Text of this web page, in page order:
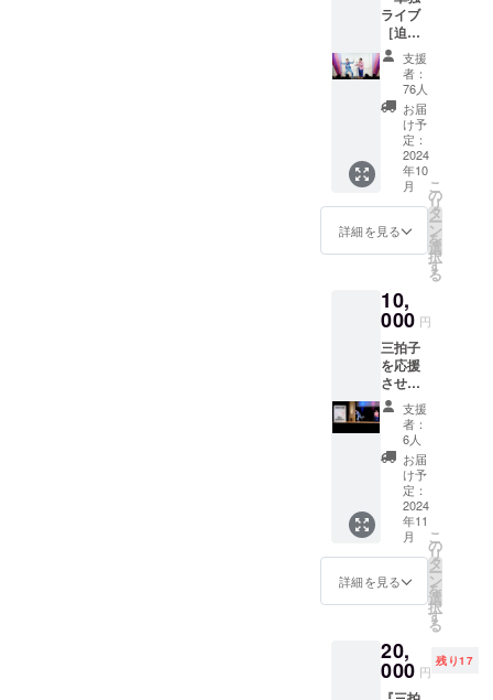
当より
させて
いただ
きま
す。
ライブ
［迫力
席］両
サイド
チケッ
ト』 三
拍子単
独ライ
ブ「こ
れでも
か！！
！」当
日の迫
力席チ
ケット
列目ま
での両
サイド
の席に
なりま
す） サ
イン入
りフラ
イヤー
を当日
お渡し
しま
す。 ※
チケッ
トお渡
し方法
など、
当より
させて
いただ
支援
者：
76人
お届
け予
定：
2024
年10
月
詳細を見る
こ
の
リ
タ
ー
ン
を
選
択
す
る
10,
000 円
三拍子
を応援
させ
て！！
三拍子
から3分
間のお
礼の
メッ
セージ
動画を
送らせ
ていた
だきま
す。 ※
動画の
方法な
ど、
メール
支援
者：
6人
お届
け予
定：
2024
年11
月
詳細を見る
こ
の
リ
タ
ー
ン
を
選
択
す
る
20,
000 円
残り17